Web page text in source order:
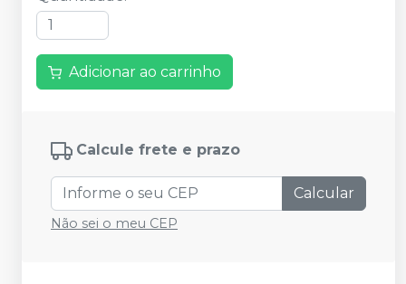
Adicionar ao carrinho
Calcule frete e prazo
Calcular
Não sei o meu CEP